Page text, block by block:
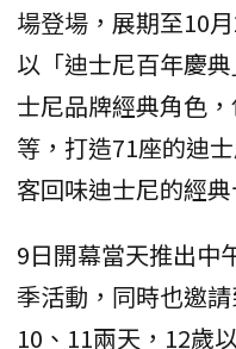
場登場，展期至10
以「迪士尼百年慶
士尼品牌經典角色
等，打造71座的迪
客回味迪士尼的經典
9日開幕當天推出中
季活動，同時也邀
10、11兩天，12歲